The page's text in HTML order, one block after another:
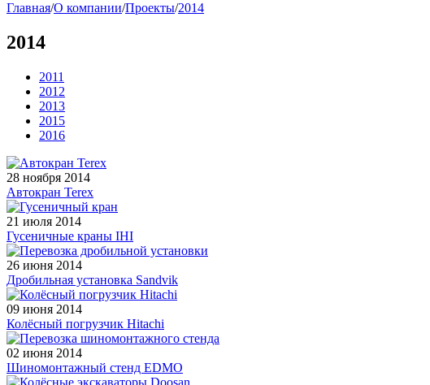
Главная/О компании/Проекты/2014
2014
2011
2012
2013
2015
2016
28 ноября 2014
Автокран Terex
21 июля 2014
Гусеничные краны IHI
26 июня 2014
Дробильная установка Sandvik
09 июня 2014
Колёсный погрузчик Hitachi
02 июня 2014
Шиномонтажный стенд EDMO